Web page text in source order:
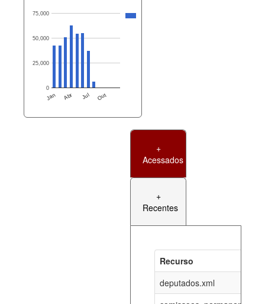
Jan Abr Jul Out
0
25,000
50,000
75,000
+
Acessados
+
Recentes
Recurso
deputados.xml
documento_andamento_atual.xml